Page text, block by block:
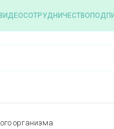
ВИДЕОСОТРУДНИЧЕСТВО
организма